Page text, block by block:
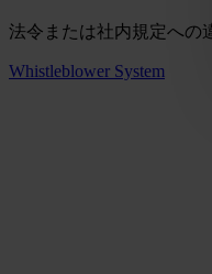
法令または社内規定への
Whistleblower System